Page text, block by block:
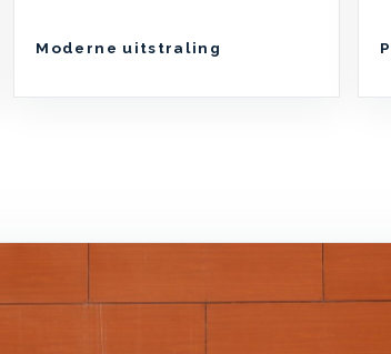
Moderne uitstraling